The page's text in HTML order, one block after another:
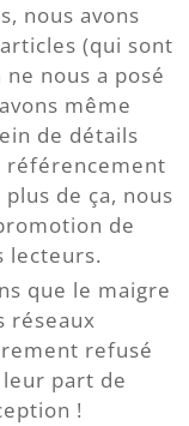
nous avons
(qui sont
nous a posé
même
de détails
référencement
de ça, nous
de
lecteurs.
que le maigre
réseaux
refusé
part de
!